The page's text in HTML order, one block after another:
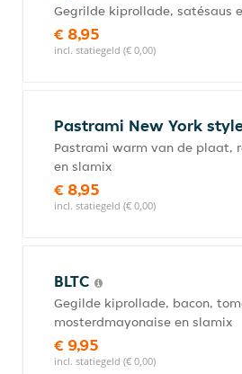
Gegrilde kiprollade, satésaus
€ 8,95
incl. statiegeld (€ 0,00)
Pastrami New York
Pastrami warm van de plaat,
en slamix
€ 8,95
incl. statiegeld (€ 0,00)
BLTC
Gegilde kiprollade, bacon,
mosterdmayonaise en slamix
€ 9,95
incl. statiegeld (€ 0,00)